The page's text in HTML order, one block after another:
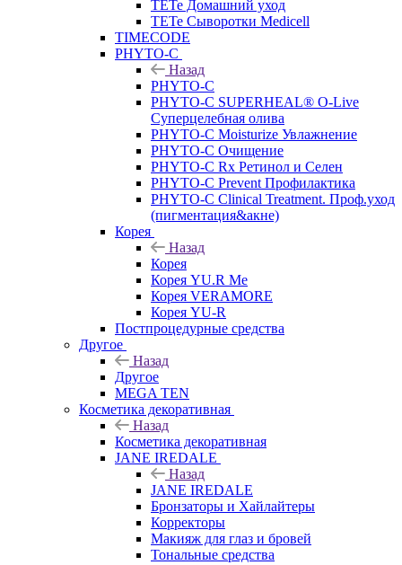
TETe Домашний уход
TETe Сыворотки Medicell
TIMECODE
PHYTO-C
Назад
PHYTO-C
PHYTO-C SUPERHEAL® O-Live
Суперцелебная олива
PHYTO-C Moisturize Увлажнение
PHYTO-C Очищение
PHYTO-C Rx Ретинол и Селен
PHYTO-C Prevent Профилактика
PHYTO-C Clinical Treatment. Проф.уход
(пигментация&акне)
Корея
Назад
Корея
Корея YU.R Me
Корея VERAMORE
Корея YU-R
Постпроцедурные средства
Другое
Назад
Другое
MEGA TEN
Косметика декоративная
Назад
Косметика декоративная
JANE IREDALE
Назад
JANE IREDALE
Бронзаторы и Хайлайтеры
Корректоры
Макияж для глаз и бровей
Тональные средства